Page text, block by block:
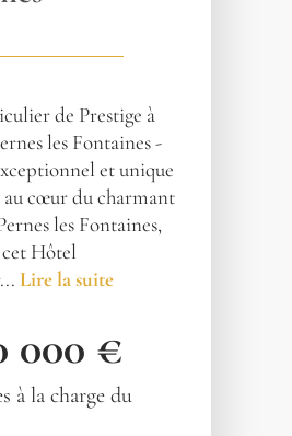
de Prestige à
les Fontaines -
et unique
cœur du charmant
les Fontaines,
Hôtel
Lire la suite
000 €
à la charge du